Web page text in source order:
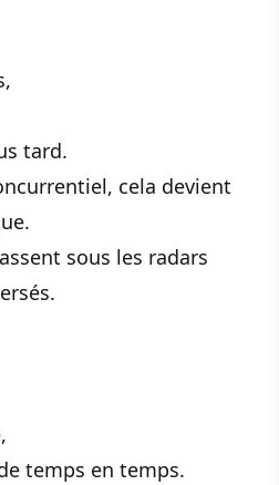
tard.
cela devient
sous les radars
temps en temps.